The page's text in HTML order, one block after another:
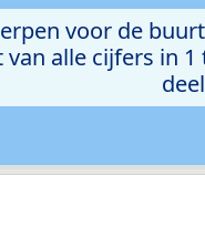
voor de
alle cijfers in